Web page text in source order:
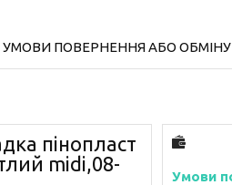
УМОВИ ПОВЕРНЕННЯ АБО ОБМІНУ
пінопласт
midi,08-